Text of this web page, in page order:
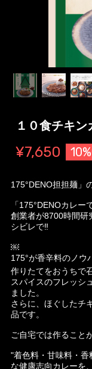
１０食チキン
¥7,650
175°DENO担担麺」
「175°DENOカレー
創業者が8700時間研
シビレで‼️
￼
175°が香辛料のノウ
作りたてをおうちで
スパイスのフレッシ
ました。
さらに、ほぐしたチ
品です。
ご自宅では作ること
"着色料・甘味料・
な健康志向カレーを